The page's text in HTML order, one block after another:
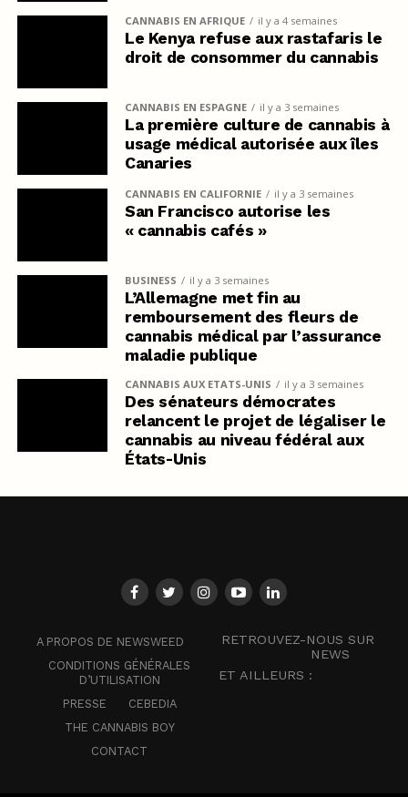
CANNABIS EN AFRIQUE il y a 4 semaines
Le Kenya refuse aux rastafaris le
droit de consommer du cannabis
CANNABIS EN ESPAGNE il y a 3 semaines
La première culture de cannabis à
usage médical autorisée aux îles
Canaries
CANNABIS EN CALIFORNIE il y a 3 semaines
San Francisco autorise les
« cannabis cafés »
BUSINESS il y a 3 semaines
L’Allemagne met fin au
remboursement des fleurs de
cannabis médical par l’assurance
maladie publique
CANNABIS AUX ETATS-UNIS il y a 3 semaines
Des sénateurs démocrates
relancent le projet de légaliser le
cannabis au niveau fédéral aux
États-Unis
A PROPOS DE NEWSWEED
CONDITIONS GÉNÉRALES
D’UTILISATION
PRESSE
CEBEDIA
THE CANNABIS BOY
CONTACT
RETROUVEZ-NOUS SUR
NEWS
ET AILLEURS :